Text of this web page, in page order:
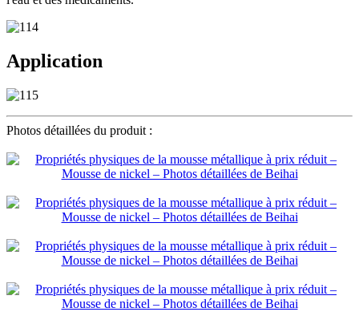
Application
Photos détaillées du produit :